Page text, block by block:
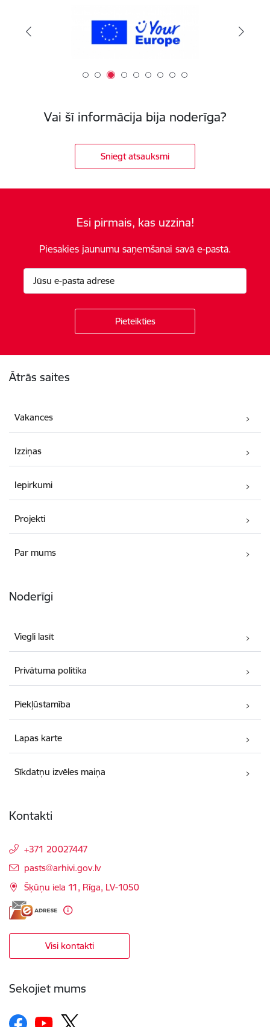
Vai šī informācija bija noderīga?
Sniegt atsauksmi
Esi pirmais, kas uzzina!
Piesakies jaunumu saņemšanai savā e-pastā.
Ātrās saites
Vakances
Izziņas
Iepirkumi
Projekti
Par mums
Noderīgi
Viegli lasīt
Privātuma politika
Piekļūstamība
Lapas karte
Sīkdatņu izvēles maiņa
Kontakti
+371 20027447
E-pasts:
pasts@arhivi.gov.lv
Šķūņu iela 11, Rīga, LV-1050
Visi kontakti
Sekojiet mums